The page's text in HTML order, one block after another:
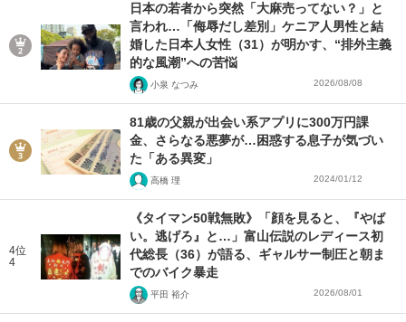
日本の若者から突然「大麻売ってない？」と
言われ…「侮辱だし差別」ケニア人男性と結
婚した日本人女性（31）が明かす、“排外主義
的な風潮”への苦悩
小泉 なつみ 2026/08/08
81歳の父親が出会い系アプリに300万円課
金、さらなる悪夢が…困惑する息子が気づい
た「ある異変」
高橋 理 2024/01/12
4位
4
《タイマン50戦無敗》「顔を見ると、『やば
い。逃げろ』と…」富山伝説のレディース初
代総長（36）が語る、ギャルサー制圧と朝ま
でのバイク暴走
平田 裕介 2026/08/01